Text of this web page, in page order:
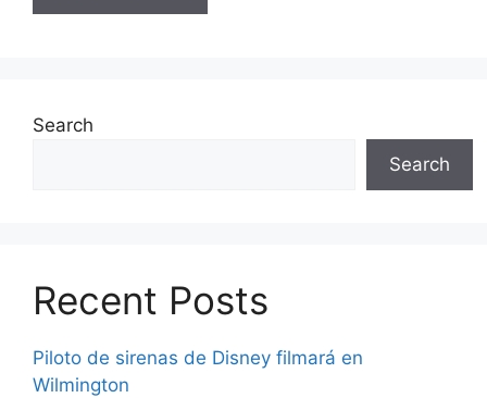
Search
Search
Recent Posts
Piloto de sirenas de Disney filmará en
Wilmington